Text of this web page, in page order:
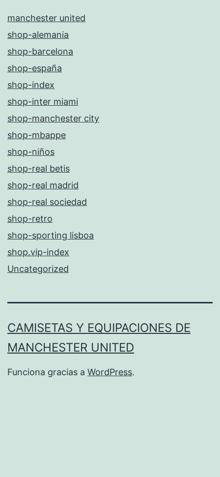
manchester united
shop-alemania
shop-barcelona
shop-españa
shop-index
shop-inter miami
shop-manchester city
shop-mbappe
shop-niños
shop-real betis
shop-real madrid
shop-real sociedad
shop-retro
shop-sporting lisboa
shop.vip-index
Uncategorized
CAMISETAS Y EQUIPACIONES DE
MANCHESTER UNITED
Funciona gracias a WordPress.